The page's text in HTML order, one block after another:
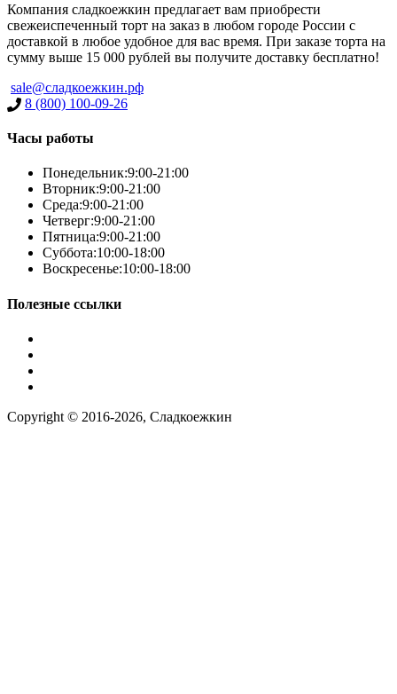
Компания сладкоежкин предлагает вам приобрести
свежеиспеченный торт на заказ в любом городе России с
доставкой в любое удобное для вас время. При заказе торта на
сумму выше 15 000 рублей вы получите доставку бесплатно!
sale@сладкоежкин.рф
8 (800) 100-09-26
Часы работы
Понедельник:9:00-21:00
Вторник:9:00-21:00
Среда:9:00-21:00
Четверг:9:00-21:00
Пятница:9:00-21:00
Суббота:10:00-18:00
Воскресенье:10:00-18:00
Полезные ссылки
Copyright © 2016-2026, Сладкоежкин